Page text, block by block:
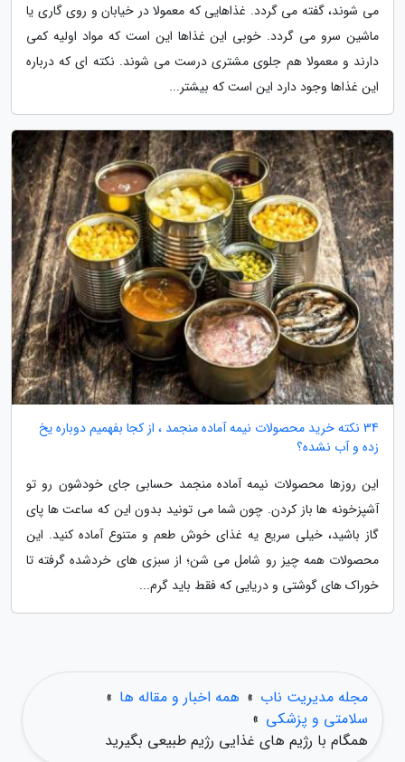
می شوند، گفته می گردد. غذاهایی که معمولا در خیابان و روی گاری یا
ماشین سرو می گردد. خوبی این غذاها این است که مواد اولیه کمی
دارند و معمولا هم جلوی مشتری درست می شوند. نکته ای که درباره
این غذاها وجود دارد این است که بیشتر...
34 نکته خرید محصولات نیمه آماده منجمد ، از کجا بفهمیم دوباره یخ
زده و آب نشده؟
این روزها محصولات نیمه آماده منجمد حسابی جای خودشون رو تو
آشپزخونه ها باز کردن. چون شما می تونید بدون این که ساعت ها پای
گاز باشید، خیلی سریع یه غذای خوش طعم و متنوع آماده کنید. این
محصولات همه چیز رو شامل می شن؛ از سبزی های خردشده گرفته تا
خوراک های گوشتی و دریایی که فقط باید گرم...
مجله مدیریت ناب » همه اخبار و مقاله ها »
سلامتی و پزشکی »
همگام با رژیم های غذایی رژیم طبیعی بگیرید